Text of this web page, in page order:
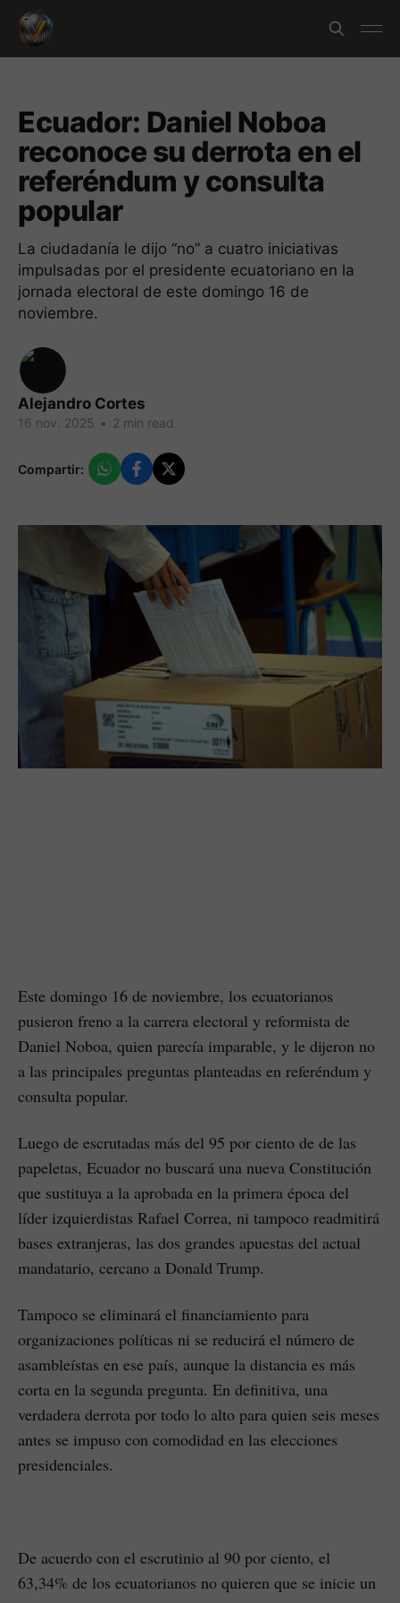
Ecuador: Daniel Noboa
reconoce su derrota en el
referéndum y consulta
popular
La ciudadanía le dijo “no” a cuatro iniciativas
impulsadas por el presidente ecuatoriano en la
jornada electoral de este domingo 16 de
noviembre.
Alejandro Cortes
16 nov. 2025 • 2 min read
Compartir:
Este domingo 16 de noviembre, los ecuatorianos
pusieron freno a la carrera electoral y reformista de
Daniel Noboa, quien parecía imparable, y le dijeron no
a las principales preguntas planteadas en referéndum y
consulta popular.
Luego de escrutadas más del 95 por ciento de de las
papeletas, Ecuador no buscará una nueva Constitución
que sustituya a la aprobada en la primera época del
líder izquierdistas Rafael Correa, ni tampoco readmitirá
bases extranjeras, las dos grandes apuestas del actual
mandatario, cercano a Donald Trump.
Tampoco se eliminará el financiamiento para
organizaciones políticas ni se reducirá el número de
asambleístas en ese país, aunque la distancia es más
corta en la segunda pregunta. En definitiva, una
verdadera derrota por todo lo alto para quien seis meses
antes se impuso con comodidad en las elecciones
presidenciales.
De acuerdo con el escrutinio al 90 por ciento, el
63,34% de los ecuatorianos no quieren que se inicie un